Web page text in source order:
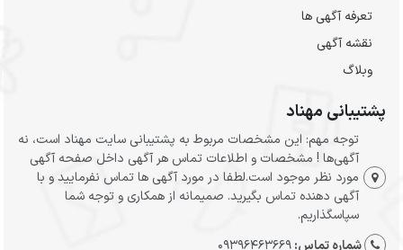
تعرفه آگهی ها
نقشه آگهی
وبلاگ
پشتیبانی مهناد
توجه مهم: این مشخصات مربوط به پشتیبانی سایت مهناد است، نه
آگهی‌ها ! مشخصات و اطلاعات تماس هر آگهی داخل صفحه آگهی
مورد نظر موجود است.لطفا در مورد آگهی ها تماس نفرمایید و با
آگهی دهنده تماس بگیرید. صمیمانه از همکاری و توجه شما
سپاسگذاریم.
شماره تماس:09396463669